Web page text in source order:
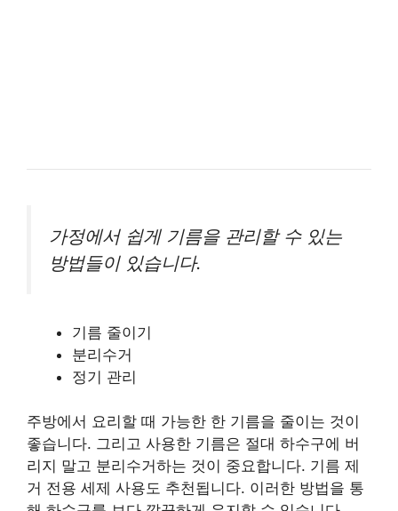
가정에서 쉽게 기름을 관리할 수 있는
방법들이 있습니다.
기름 줄이기
분리수거
정기 관리
주방에서 요리할 때 가능한 한 기름을 줄이는 것이
좋습니다. 그리고 사용한 기름은 절대 하수구에 버
리지 말고 분리수거하는 것이 중요합니다. 기름 제
거 전용 세제 사용도 추천됩니다. 이러한 방법을 통